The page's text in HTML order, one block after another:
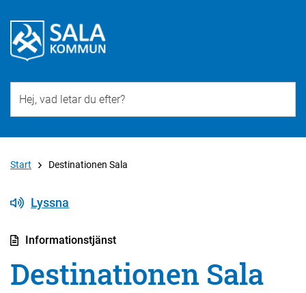
Start Destinationen Sala
Lyssna
Informationstjänst
Destinationen Sala